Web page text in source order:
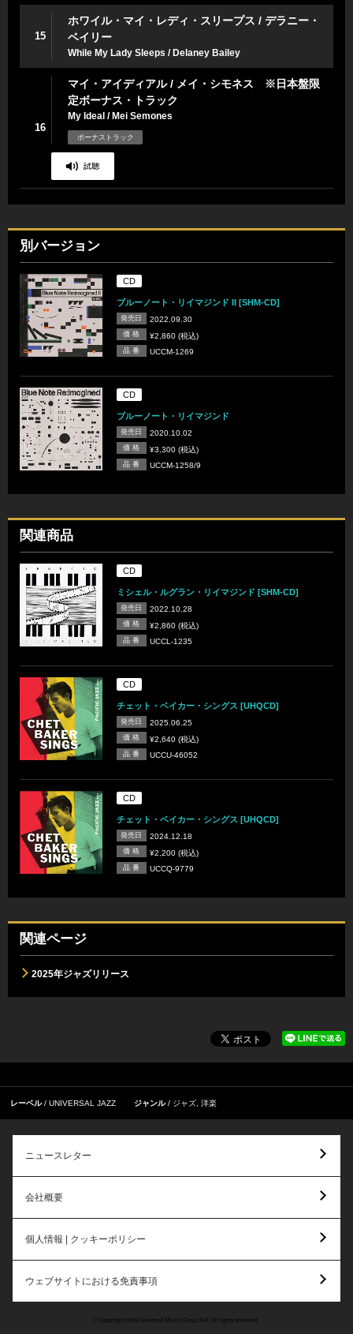
15
ホワイル・マイ・レディ・スリープス / デラニー・
ベイリー
While My Lady Sleeps / Delaney Bailey
16
マイ・アイディアル / メイ・シモネス ※日本盤限
定ボーナス・トラック
My Ideal / Mei Semones
ボーナストラック
別バージョン
CD
ブルーノート・リイマジンド II [SHM-CD]
発売日 2022.09.30
価 格 ¥2,860 (税込)
品 番 UCCM-1269
CD
ブルーノート・リイマジンド
発売日 2020.10.02
価 格 ¥3,300 (税込)
品 番 UCCM-1258/9
関連商品
CD
ミシェル・ルグラン・リイマジンド [SHM-CD]
発売日 2022.10.28
価 格 ¥2,860 (税込)
品 番 UCCL-1235
CD
チェット・ベイカー・シングス [UHQCD]
発売日 2025.06.25
価 格 ¥2,640 (税込)
品 番 UCCU-46052
CD
チェット・ベイカー・シングス [UHQCD]
発売日 2024.12.18
価 格 ¥2,200 (税込)
品 番 UCCQ-9779
関連ページ
2025年ジャズリリース
レーベル UNIVERSAL JAZZ ジャンル ジャズ 洋楽
ニュースレター
会社概要
個人情報 | クッキーポリシー
ウェブサイトにおける免責事項
© Copyright 2026 Universal Music Group N.V. All rights reserved.